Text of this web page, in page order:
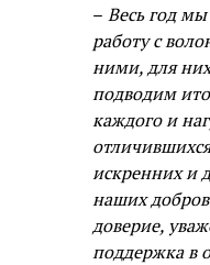
– Весь год
работу с
ними, для
подводим
каждого и
искренних и
наших
доверие,
поддержка в